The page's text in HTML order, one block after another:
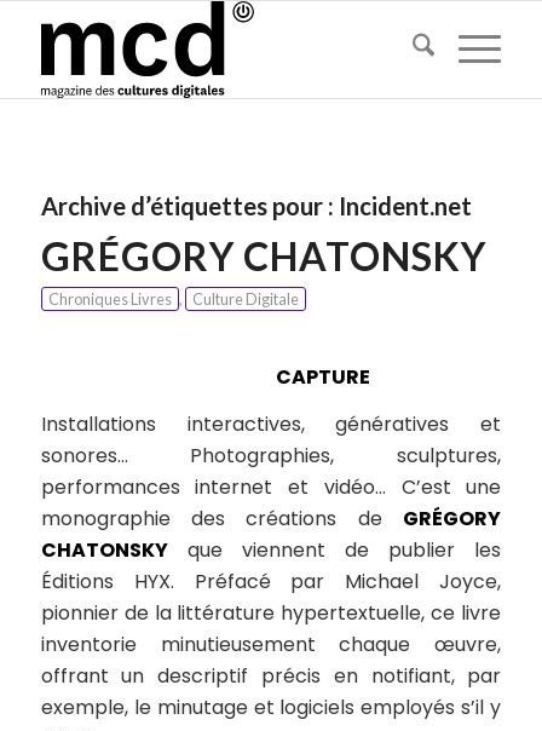
Archive d’étiquettes pour : Incident.net
GRÉGORY CHATONSKY
Chroniques Livres , Culture Digitale
CAPTURE
Installations interactives, génératives et
sonores… Photographies, sculptures,
performances internet et vidéo… C’est une
monographie des créations de GRÉGORY
CHATONSKYque viennent de publier les
Éditions HYX. Préfacé par Michael Joyce,
pionnier de la littérature hypertextuelle, ce livre
inventorie minutieusement chaque œuvre,
offrant un descriptif précis en notifiant, par
exemple, le minutage et logiciels employés s’il y